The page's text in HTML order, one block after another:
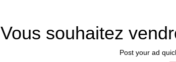
Vous souhaitez
Post your ad